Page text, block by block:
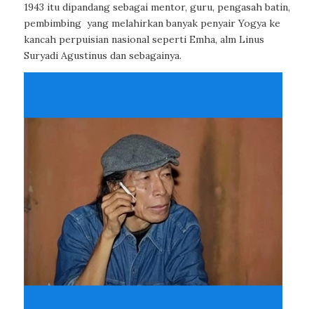
1943 itu dipandang sebagai mentor, guru, pengasah batin,
pembimbing yang melahirkan banyak penyair Yogya ke
kancah perpuisian nasional seperti Emha, alm Linus
Suryadi Agustinus dan sebagainya.